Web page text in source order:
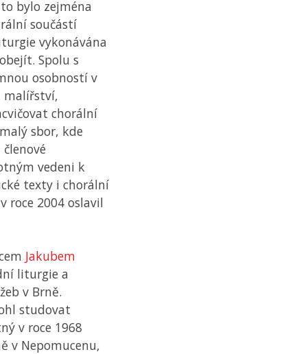
bylo zejména
součástí
vykonávána
Spolu s
osobností v
malířství,
chorální
sbor, kde
vedeni k
texty i chorální
roce 2004 oslavil
Jakubem
liturgie a
v Brně.
studovat
v roce 1968
v Nepomucenu,